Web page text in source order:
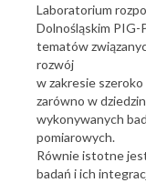
Laboratorium
Dolnośląskim PIG-
tematów
rozwój
w zakresie
zarówno w
wykonywanych
pomiarowych.
Równie istotne
badań i ich